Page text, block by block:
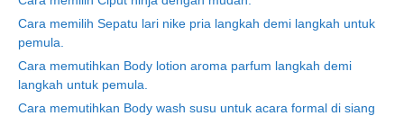
Cara memilih Sepatu lari nike pria langkah demi langkah untuk
pemula.
Cara memutihkan Body lotion aroma parfum langkah demi
langkah untuk pemula.
Cara memutihkan Body wash susu untuk acara formal di siang